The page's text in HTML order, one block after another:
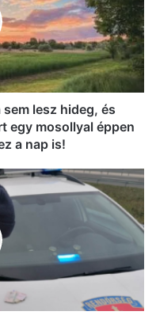
lesz hideg, és
egy mosollyal éppen
a nap is!